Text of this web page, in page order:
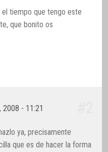
el tiempo que tengo este
que bonito os
2008 - 11:21
ya, precisamente
que es de hacer la forma